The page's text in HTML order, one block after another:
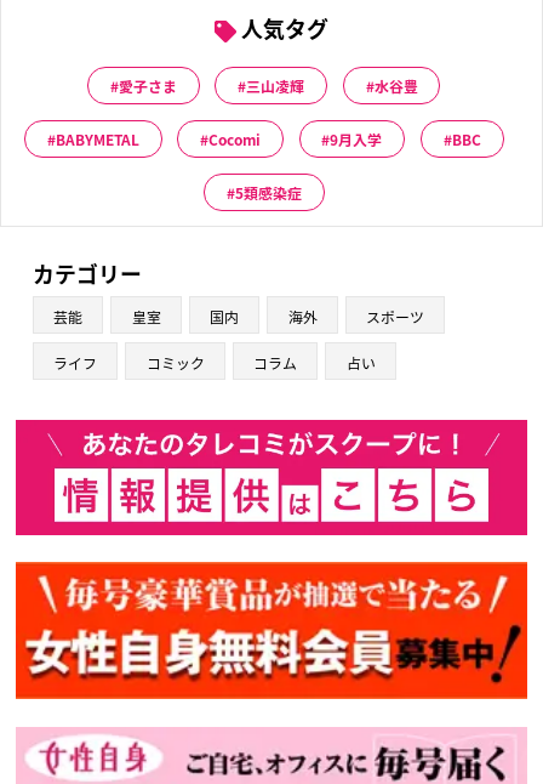
人気タグ
愛子さま 三山凌輝 水谷豊
BABYMETAL Cocomi 9月入学 BBC
5類感染症
カテゴリー
芸能 皇室 国内 海外 スポーツ
ライフ コミック コラム 占い